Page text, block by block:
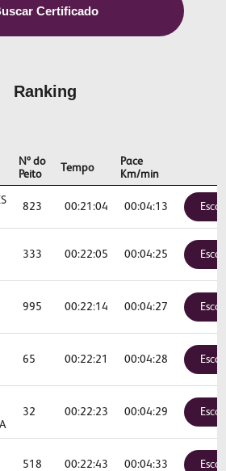
Certificado
Ranking
Nº do
Peito
Tempo
Pace
Km/min
823 00:21:04 00:04:13
333 00:22:05 00:04:25
995 00:22:14 00:04:27
65 00:22:21 00:04:28
32 00:22:23 00:04:29
518 00:22:43 00:04:33